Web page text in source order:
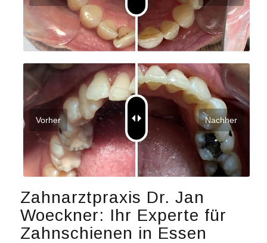
Vorher Nachher
Zahnarztpraxis Dr. Jan
Woeckner: Ihr Experte für
Zahnschienen in Essen